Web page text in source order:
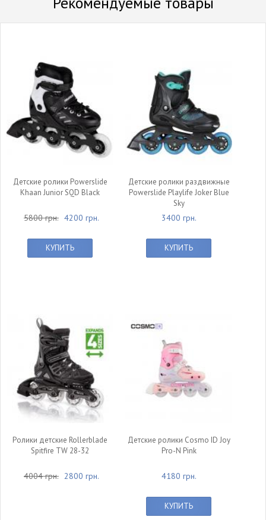
Детские ролики Powerslide
Khaan Junior SQD Black
5800 грн. 4200 грн.
КУПИТЬ
Детские ролики раздвижные
Powerslide Playlife Joker Blue
Sky
3400 грн.
КУПИТЬ
Ролики детские Rollerblade
Spitfire TW 28-32
4004 грн. 2800 грн.
Детские ролики Cosmo ID Joy
Pro-N Pink
4180 грн.
КУПИТЬ